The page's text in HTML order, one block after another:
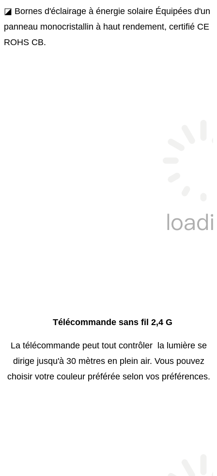
◪ Bornes d'éclairage à énergie solaire Équipées d'un
panneau monocristallin à haut rendement, certifié CE
ROHS CB.
Télécommande sans fil 2,4 G
La télécommande peut tout contrôler la lumière se
dirige jusqu'à 30 mètres en plein air. Vous pouvez
choisir votre couleur préférée selon vos préférences.